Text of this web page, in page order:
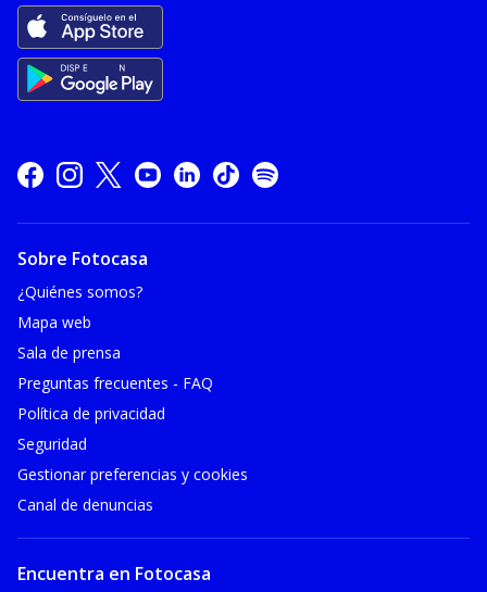
Sobre Fotocasa
¿Quiénes somos?
Mapa web
Sala de prensa
Preguntas frecuentes - FAQ
Política de privacidad
Seguridad
Gestionar preferencias y cookies
Canal de denuncias
Encuentra en Fotocasa